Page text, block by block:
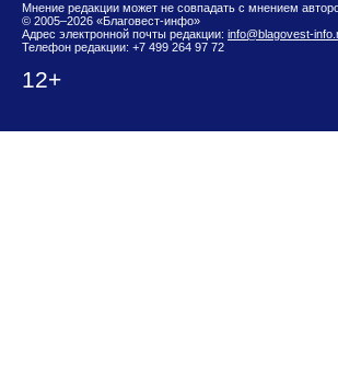
Мнение редакции может не совпадать с мнением
© 2005–2026 «Благовест-инфо»
Адрес электронной почты редакции: info@blagovest-
Телефон редакции: +7 499 264 97 72
12+